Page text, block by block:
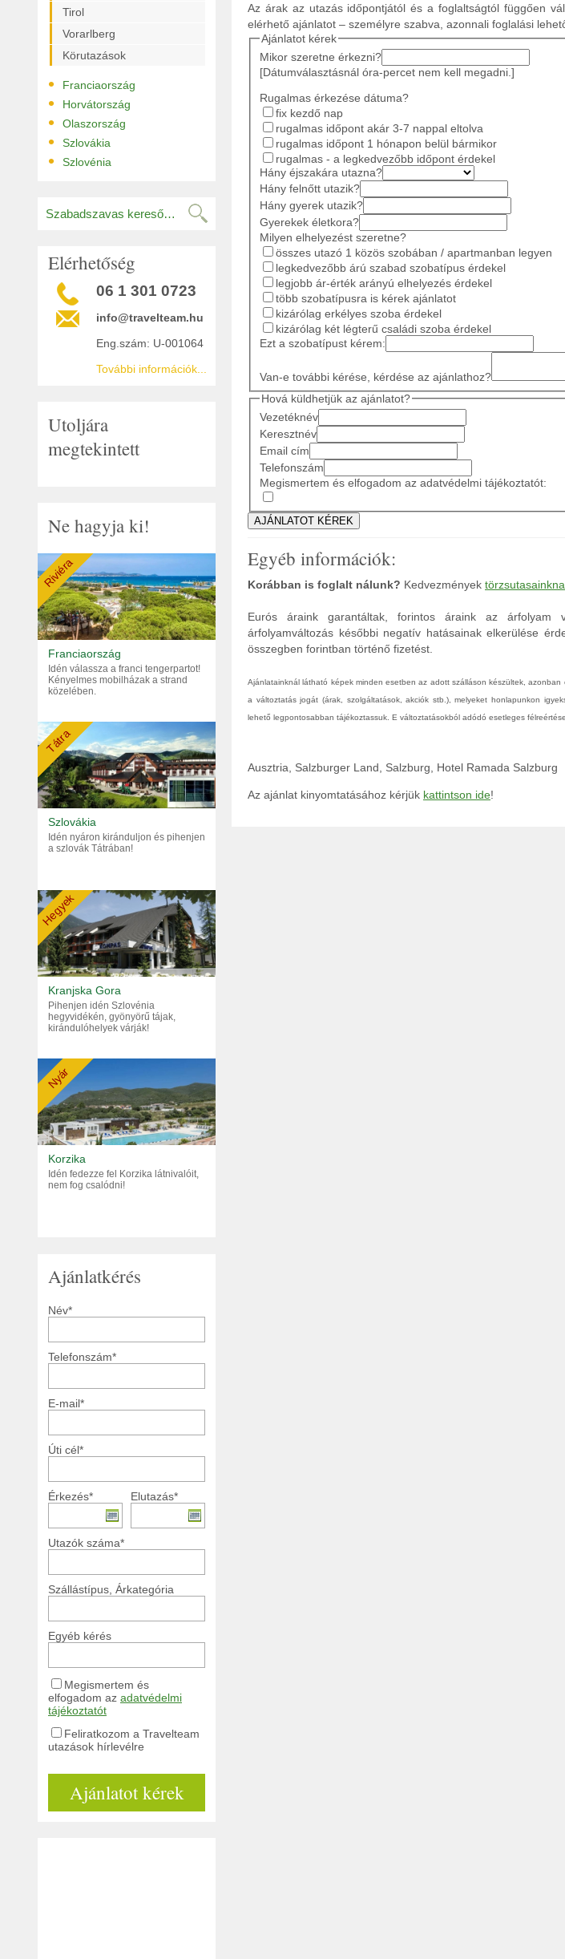
Tirol
Vorarlberg
Körutazások
• Franciaország
• Horvátország
• Olaszország
• Szlovákia
• Szlovénia
Elérhetőség
06 1 301 0723
info@travelteam.hu
Eng.szám: U-001064
További információk...
Utoljára
megtekintett
Ne hagyja ki!
Riviéra
Franciaország
Idén válassza a franci tengerpartot!
Kényelmes mobilházak a strand
közelében.
Tátra
Szlovákia
Idén nyáron kiránduljon és pihenjen
a szlovák Tátrában!
Hegyek
Kranjska Gora
Pihenjen idén Szlovénia
hegyvidékén, gyönyörű tájak,
kirándulóhelyek várják!
Nyár
Korzika
Idén fedezze fel Korzika látnivalóit,
nem fog csalódni!
Ajánlatkérés
Név*
Telefonszám*
E-mail*
Úti cél*
Érkezés* Elutazás*
Utazók száma*
Szállástípus, Árkategória
Egyéb kérés
Megismertem és
elfogadom az adatvédelmi
tájékoztatót
Feliratkozom a Travelteam
utazások hírlevélre
Ajánlatot kérek
Az árak az utazás időpontjától és a foglaltságtól függően
elérhető ajánlatot – személyre szabva, azonnali foglalási
Ajánlatot kérek
Mikor szeretne érkezni?
[Dátumválasztásnál óra-percet nem kell megadni.]
Rugalmas érkezése dátuma?
fix kezdő nap
rugalmas időpont akár 3-7 nappal eltolva
rugalmas időpont 1 hónapon belül bármikor
rugalmas - a legkedvezőbb időpont érdekel
Hány éjszakára utazna?
Hány felnőtt utazik?
Hány gyerek utazik?
Gyerekek életkora?
Milyen elhelyezést szeretne?
összes utazó 1 közös szobában / apartmanban legyen
legkedvezőbb árú szabad szobatípus érdekel
legjobb ár-érték arányú elhelyezés érdekel
több szobatípusra is kérek ajánlatot
kizárólag erkélyes szoba érdekel
kizárólag két légterű családi szoba érdekel
Ezt a szobatípust kérem:
Van-e további kérése, kérdése az ajánlathoz?
Hová küldhetjük az ajánlatot?
Vezetéknév
Keresztnév
Email cím
Telefonszám
Megismertem és elfogadom az adatvédelmi tájékoztatót:
Egyéb információk:
Korábban is foglalt nálunk? Kedvezmények
Eurós áraink garantáltak, forintos áraink az árfolyam
árfolyamváltozás későbbi negatív hatásainak elkerülése
összegben forintban történő fizetést.
Ajánlatainknál látható képek minden esetben az adott szálláson készültek,
a változtatás jogát (árak, szolgáltatások, akciók stb.), melyeket honlapunkon
lehető legpontosabban tájékoztassuk. E változtatásokból adódó esetleges
Ausztria, Salzburger Land, Salzburg, Hotel Ramada Salzburg
Az ajánlat kinyomtatásához kérjük kattintson ide!